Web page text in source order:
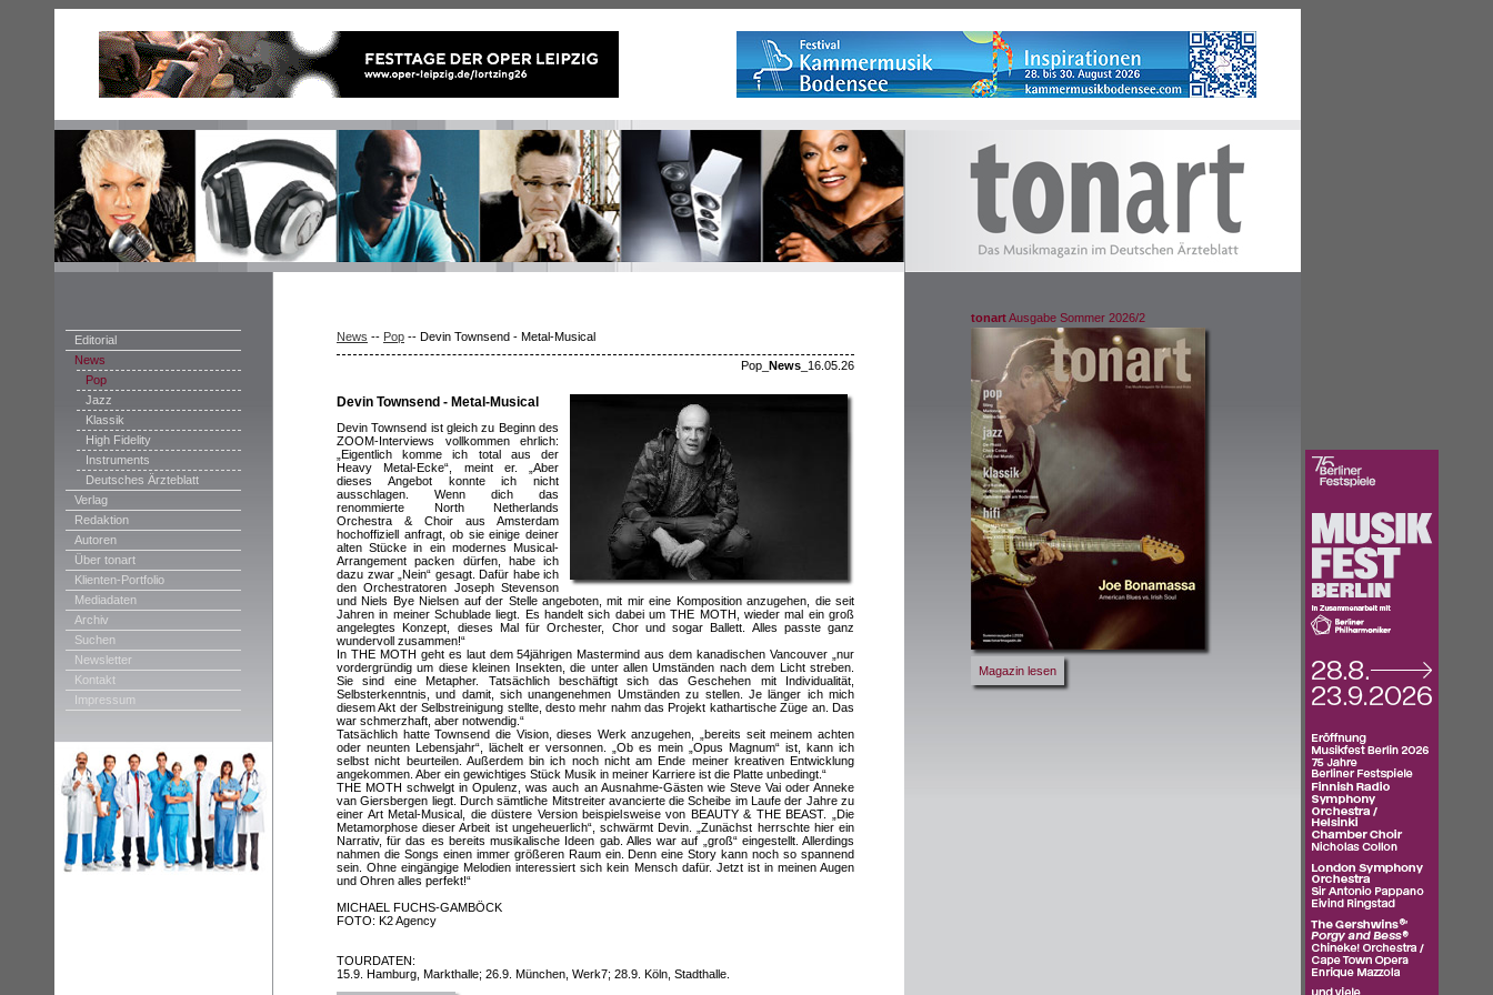
Editorial
News
Pop
Jazz
Klassik
High Fidelity
Instruments
Deutsches Ärzteblatt
Verlag
Redaktion
Autoren
Über tonart
Klienten-Portfolio
Mediadaten
Archiv
Suchen
Newsletter
Kontakt
Impressum
News -- Pop -- Devin Townsend - Metal-Musical
Pop_ News _16.05.26
Devin Townsend - Metal-Musical
Devin Townsend ist gleich zu Beginn des
ZOOM-Interviews vollkommen ehrlich:
„Eigentlich komme ich total aus der
Heavy Metal-Ecke“, meint er. „Aber
dieses Angebot konnte ich nicht
ausschlagen. Wenn dich das
renommierte North Netherlands
Orchestra & Choir aus Amsterdam
hochoffiziell anfragt, ob sie einige deiner
alten Stücke in ein modernes Musical-
Arrangement packen dürfen, habe ich
dazu zwar „Nein“ gesagt. Dafür habe ich
den Orchestratoren Joseph Stevenson
und Niels Bye Nielsen auf der Stelle angeboten, mit mir eine Komposition anzugehen, die seit
Jahren in meiner Schublade liegt. Es handelt sich dabei um THE MOTH, wieder mal ein groß
angelegtes Konzept, dieses Mal für Orchester, Chor und sogar Ballett. Alles passte ganz
wundervoll zusammen!“
In THE MOTH geht es laut dem 54jährigen Mastermind aus dem kanadischen Vancouver „nur
vordergründig um diese kleinen Insekten, die unter allen Umständen nach dem Licht streben.
Sie sind eine Metapher. Tatsächlich beschäftigt sich das Geschehen mit Individualität,
Selbsterkenntnis, und damit, sich unangenehmen Umständen zu stellen. Je länger ich mich
diesem Akt der Selbstreinigung stellte, desto mehr nahm das Projekt kathartische Züge an. Das
war schmerzhaft, aber notwendig.“
Tatsächlich hatte Townsend die Vision, dieses Werk anzugehen, „bereits seit meinem achten
oder neunten Lebensjahr“, lächelt er versonnen. „Ob es mein „Opus Magnum“ ist, kann ich
selbst nicht beurteilen. Außerdem bin ich noch nicht am Ende meiner kreativen Entwicklung
angekommen. Aber ein gewichtiges Stück Musik in meiner Karriere ist die Platte unbedingt.“
THE MOTH schwelgt in Opulenz, was auch an Ausnahme-Gästen wie Steve Vai oder Anneke
van Giersbergen liegt. Durch sämtliche Mitstreiter avancierte die Scheibe im Laufe der Jahre zu
einer Art Metal-Musical, die düstere Version beispielsweise von BEAUTY & THE BEAST. „Die
Metamorphose dieser Arbeit ist ungeheuerlich“, schwärmt Devin. „Zunächst herrschte hier ein
Narrativ, für das es bereits musikalische Ideen gab. Alles war auf „groß“ eingestellt. Allerdings
nahmen die Songs einen immer größeren Raum ein. Denn eine Story kann noch so spannend
sein. Ohne eingängige Melodien interessiert sich kein Mensch dafür. Jetzt ist in meinen Augen
und Ohren alles perfekt!“
MICHAEL FUCHS-GAMBÖCK
FOTO: K2 Agency
TOURDATEN:
15.9. Hamburg, Markthalle; 26.9. München, Werk7; 28.9. Köln, Stadthalle.
tonartAusgabe Sommer 2026/2
Magazin lesen